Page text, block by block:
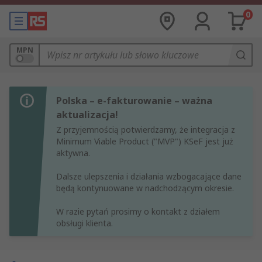
0
MPN
Polska – e-fakturowanie – ważna
aktualizacja!
Z przyjemnością potwierdzamy, że integracja z
Minimum Viable Product ("MVP") KSeF jest już
aktywna.
Dalsze ulepszenia i działania wzbogacające dane
będą kontynuowane w nadchodzącym okresie.
W razie pytań prosimy o kontakt z działem
obsługi klienta.